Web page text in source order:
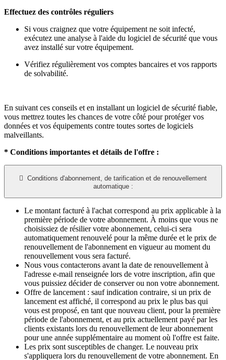
Effectuez des contrôles réguliers
Si vous craignez que votre équipement ne soit infecté,
exécutez une analyse à l'aide du logiciel de sécurité que vous
avez installé sur votre équipement.
Vérifiez régulièrement vos comptes bancaires et vos rapports
de solvabilité.
En suivant ces conseils et en installant un logiciel de sécurité fiable,
vous mettrez toutes les chances de votre côté pour protéger vos
données et vos équipements contre toutes sortes de logiciels
malveillants.
* Conditions importantes et détails de l'offre :

Conditions d'abonnement, de tarification et de renouvellement
automatique :
Le montant facturé à l'achat correspond au prix applicable à la
première période de votre abonnement. À moins que vous ne
choisissiez de résilier votre abonnement, celui-ci sera
automatiquement renouvelé pour la même durée et le prix de
renouvellement de l'abonnement en vigueur au moment du
renouvellement vous sera facturé.​
Nous vous contacterons avant la date de renouvellement à
l'adresse e-mail renseignée lors de votre inscription, afin que
vous puissiez décider de conserver ou non votre abonnement.
Offre de lancement : sauf indication contraire, si un prix de
lancement est affiché, il correspond au prix le plus bas qui
vous est proposé, en tant que nouveau client, pour la première
période de l'abonnement, et au prix actuellement payé par les
clients existants lors du renouvellement de leur abonnement
pour une année supplémentaire au moment où l'offre est faite.
Les prix sont susceptibles de changer. Le nouveau prix
s'appliquera lors du renouvellement de votre abonnement. En